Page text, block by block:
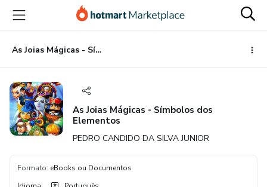
para
conteúdo
principal
para
pagamento
para
rodapé
As Joias Mágicas - Símbolos dos Elementos
As Joias Mágicas - Símbolos dos
Elementos
PEDRO CANDIDO DA SILVA JUNIOR
Formato: eBooks ou Documentos